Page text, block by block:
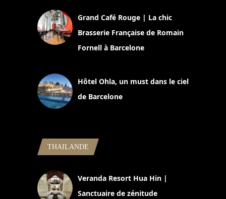
Grand Café Rouge | La chic
Brasserie Française de Romain
Fornell à Barcelone
Hôtel Ohla, un must dans le ciel
de Barcelone
THAILANDE
Veranda Resort Hua Hin |
Sanctuaire de zénitude